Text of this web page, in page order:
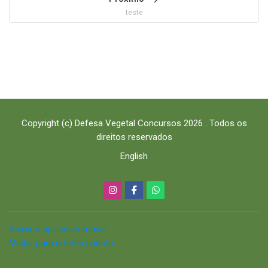
teste
Copyright (c) Defesa Vegetal Concursos 2026 . Todos os
direitos reservados
English
Baixar o aplicativo móvel.
Mudar para o tema padrão